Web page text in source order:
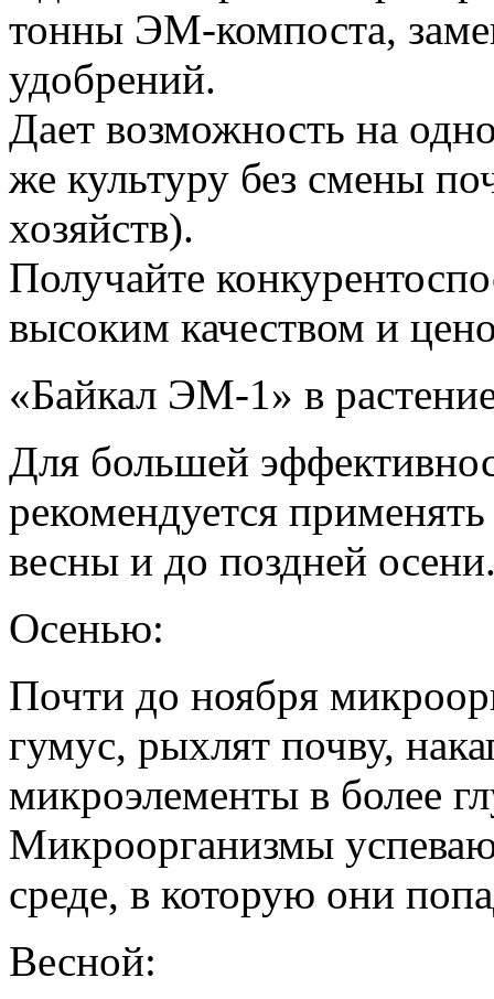
тонны ЭМ-компоста,
удобрений.
Дает возможность на
же культуру без смены
хозяйств).
Получайте
высоким качеством и
«Байкал ЭМ-1» в
Для большей
рекомендуется
весны и до поздней
Осенью:
Почти до ноября
гумус, рыхлят почву,
микроэлементы в более
Микроорганизмы
среде, в которую они
Весной: